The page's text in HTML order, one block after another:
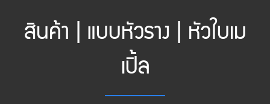
สินค้า | แบบหัวราง | หัวใบเม
เปิ้ล